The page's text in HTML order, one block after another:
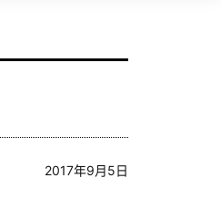
2017年9月5日